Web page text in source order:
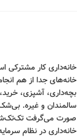
خانه‌داری کار مشترکی
خانه‌های جدا از هم
بچه‌داری، آشپزی،
سالمندان و غیره. بی‌شک
صورت می‌گرفت
خانه‌داری در نظام